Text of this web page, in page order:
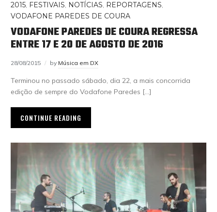
2015, FESTIVAIS, NOTÍCIAS, REPORTAGENS,
VODAFONE PAREDES DE COURA
VODAFONE PAREDES DE COURA REGRESSA
ENTRE 17 E 20 DE AGOSTO DE 2016
28/08/2015 by Música em DX
Terminou no passado sábado, dia 22, a mais concorrida
edição de sempre do Vodafone Paredes […]
CONTINUE READING